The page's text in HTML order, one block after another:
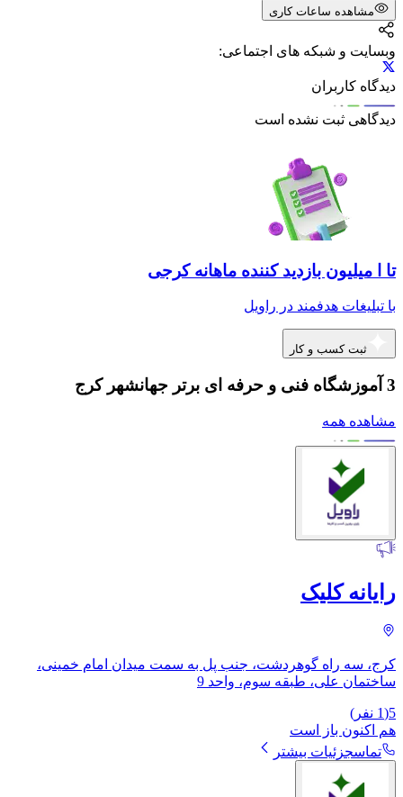
مشاهده ساعات کاری
وبسایت و شبکه های اجتماعی:
دیدگاه کاربران
دیدگاهی ثبت نشده است
تا ا میلیون بازدید کننده ماهانه کرجی
با تبلیغات هدفمند در راویل
ثبت کسب و کار
3 آموزشگاه فنی و حرفه ای برتر جهانشهر کرج
مشاهده همه
رایانه کلیک
کرج، سه راه گوهردشت، جنب پل به سمت میدان امام خمینی،
ساختمان علی، طبقه سوم، واحد 9
5
(
1 نفر)
هم اکنون باز است
تماسجزئیات بیشتر